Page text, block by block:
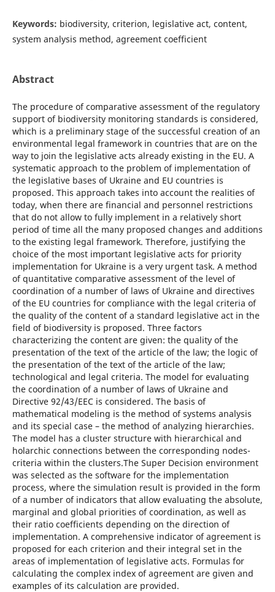
Keywords: biodiversity, criterion, legislative act, content,
system analysis method, agreement coefficient
Abstract
The procedure of comparative assessment of the regulatory
support of biodiversity monitoring standards is considered,
which is a preliminary stage of the successful creation of an
environmental legal framework in countries that are on the
way to join the legislative acts already existing in the EU. A
systematic approach to the problem of implementation of
the legislative bases of Ukraine and EU countries is
proposed. This approach takes into account the realities of
today, when there are financial and personnel restrictions
that do not allow to fully implement in a relatively short
period of time all the many proposed changes and additions
to the existing legal framework. Therefore, justifying the
choice of the most important legislative acts for priority
implementation for Ukraine is a very urgent task. A method
of quantitative comparative assessment of the level of
coordination of a number of laws of Ukraine and directives
of the EU countries for compliance with the legal criteria of
the quality of the content of a standard legislative act in the
field of biodiversity is proposed. Three factors
characterizing the content are given: the quality of the
presentation of the text of the article of the law; the logic of
the presentation of the text of the article of the law;
technological and legal criteria. The model for evaluating
the coordination of a number of laws of Ukraine and
Directive 92/43/EEC is considered. The basis of
mathematical modeling is the method of systems analysis
and its special case – the method of analyzing hierarchies.
The model has a cluster structure with hierarchical and
holarchic connections between the corresponding nodes-
criteria within the clusters.The Super Decision environment
was selected as the software for the implementation
process, where the simulation result is provided in the form
of a number of indicators that allow evaluating the absolute,
marginal and global priorities of coordination, as well as
their ratio coefficients depending on the direction of
implementation. A comprehensive indicator of agreement is
proposed for each criterion and their integral set in the
areas of implementation of legislative acts. Formulas for
calculating the complex index of agreement are given and
examples of its calculation are provided.